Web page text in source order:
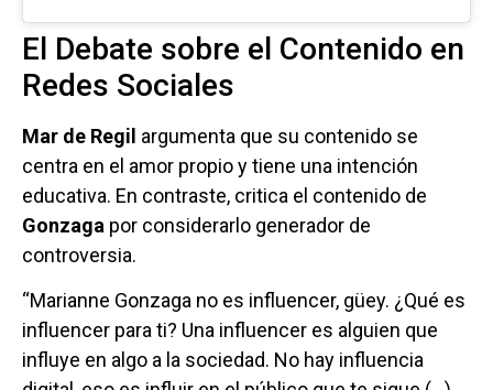
El Debate sobre el Contenido en
Redes Sociales
Mar de Regil argumenta que su contenido se
centra en el amor propio y tiene una intención
educativa. En contraste, critica el contenido de
Gonzaga por considerarlo generador de
controversia.
“Marianne Gonzaga no es influencer, güey. ¿Qué es
influencer para ti? Una influencer es alguien que
influye en algo a la sociedad. No hay influencia